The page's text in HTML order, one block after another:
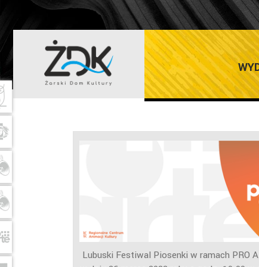
LUBUSKI
Lubuski Festiwal Piosenki w ramach PRO